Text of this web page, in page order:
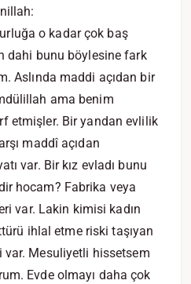
o kadar çok baş
dahi bunu böylesine fark
Aslında maddi açıdan bir
ama benim
etmişler. Bir yandan evlilik
maddî açıdan
var. Bir kız evladı bunu
hocam? Fabrika veya
var. Lakin kimisi kadın
ihlal etme riski taşıyan
Mesuliyetli hissetsem
Evde olmayı daha çok